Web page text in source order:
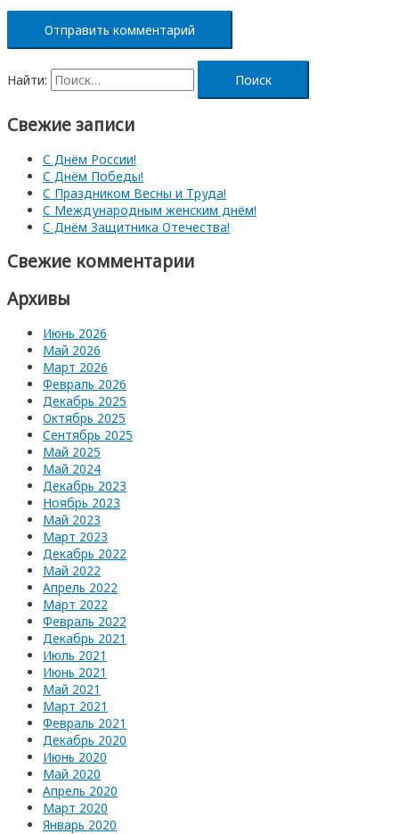
Найти:
Свежие записи
С Днём России!
С Днём Победы!
С Праздником Весны и Труда!
С Международным женским днём!
С Днём Защитника Отечества!
Свежие комментарии
Архивы
Июнь 2026
Май 2026
Март 2026
Февраль 2026
Декабрь 2025
Октябрь 2025
Сентябрь 2025
Май 2025
Май 2024
Декабрь 2023
Ноябрь 2023
Май 2023
Март 2023
Декабрь 2022
Май 2022
Апрель 2022
Март 2022
Февраль 2022
Декабрь 2021
Июль 2021
Июнь 2021
Май 2021
Март 2021
Февраль 2021
Декабрь 2020
Июнь 2020
Май 2020
Апрель 2020
Март 2020
Январь 2020